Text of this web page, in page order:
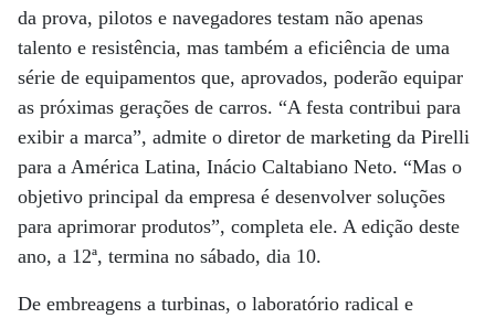
da prova, pilotos e navegadores testam não apenas
talento e resistência, mas também a eficiência de uma
série de equipamentos que, aprovados, poderão equipar
as próximas gerações de carros. “A festa contribui para
exibir a marca”, admite o diretor de marketing da Pirelli
para a América Latina, Inácio Caltabiano Neto. “Mas o
objetivo principal da empresa é desenvolver soluções
para aprimorar produtos”, completa ele. A edição deste
ano, a 12ª, termina no sábado, dia 10.
De embreagens a turbinas, o laboratório radical e